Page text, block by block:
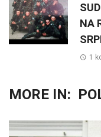
NA
1
MORE IN: